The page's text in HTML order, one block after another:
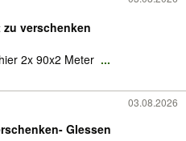
verschenken
2x 90x2 Meter ...
03.08.2026
Glessen